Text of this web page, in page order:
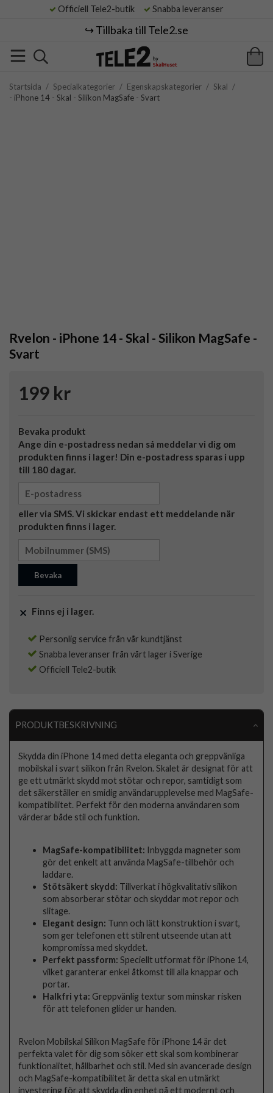
Officiell Tele2-butik Snabba leveranser
↪️ Tillbaka till Tele2.se
Startsida / Specialkategorier / Egenskapskategorier / Skal /
- iPhone 14 - Skal - Silikon MagSafe - Svart
Rvelon - iPhone 14 - Skal - Silikon MagSafe -
Svart
199 kr
Bevaka produkt
Ange din e-postadress nedan så meddelar vi dig om
produkten finns i lager! Din e-postadress sparas i upp
till 180 dagar.
eller via SMS. Vi skickar endast ett meddelande när
produkten finns i lager.
Bevaka
Finns ej i lager.
Personlig service från vår kundtjänst
Snabba leveranser från vårt lager i Sverige
Officiell Tele2-butik
PRODUKTBESKRIVNING
Skydda din iPhone 14 med detta eleganta och greppvänliga
mobilskal i svart silikon från Rvelon. Skalet är designat för att
ge ett utmärkt skydd mot stötar och repor, samtidigt som
det säkerställer en smidig användarupplevelse med MagSafe-
kompatibilitet. Perfekt för den moderna användaren som
värderar både stil och funktion.
MagSafe-kompatibilitet: Inbyggda magneter som
gör det enkelt att använda MagSafe-tillbehör och
laddare.
Stötsäkert skydd: Tillverkat i högkvalitativ silikon
som absorberar stötar och skyddar mot repor och
slitage.
Elegant design: Tunn och lätt konstruktion i svart,
som ger telefonen ett stilrent utseende utan att
kompromissa med skyddet.
Perfekt passform: Speciellt utformat för iPhone 14,
vilket garanterar enkel åtkomst till alla knappar och
portar.
Halkfri yta: Greppvänlig textur som minskar risken
för att telefonen glider ur handen.
Rvelon Mobilskal Silikon MagSafe för iPhone 14 är det
perfekta valet för dig som söker ett skal som kombinerar
funktionalitet, hållbarhet och stil. Med sin avancerade design
och MagSafe-kompatibilitet är detta skal en utmärkt
investering för att skydda din enhet på ett modernt och